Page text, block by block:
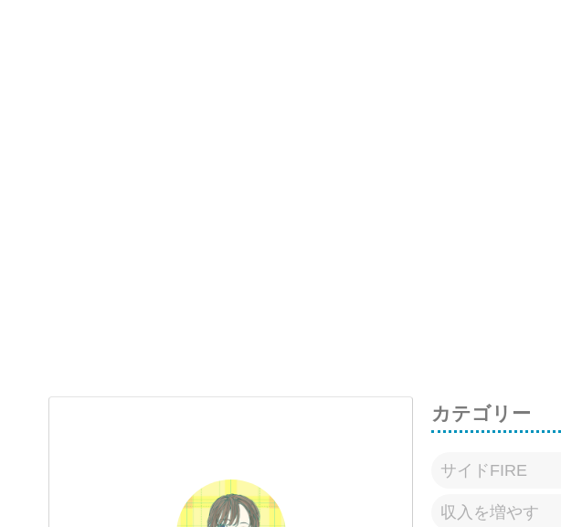
カテゴリー
サイドFIRE
収入を増やす